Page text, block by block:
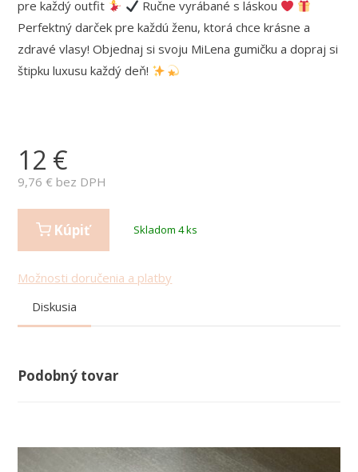
pre každý outfit
Ručne vyrábané s láskou
Perfektný darček pre každú ženu, ktorá chce krásne a
zdravé vlasy! Objednaj si svoju MiLena gumičku a dopraj si
štipku luxusu každý deň!
12 €
9,76 € bez DPH
Kúpiť Skladom 4 ks
Možnosti doručenia a platby
Diskusia
Podobný tovar